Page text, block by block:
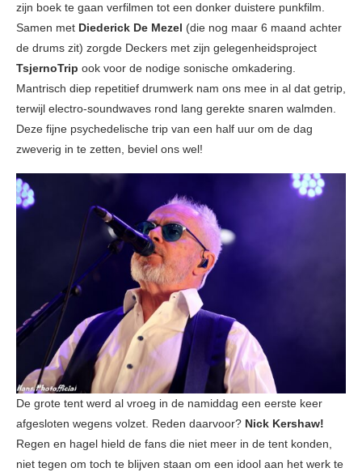
zijn boek te gaan verfilmen tot een donker duistere punkfilm.
Samen met Diederick De Mezel (die nog maar 6 maand achter
de drums zit) zorgde Deckers met zijn gelegenheidsproject
TsjernoTrip ook voor de nodige sonische omkadering.
Mantrisch diep repetitief drumwerk nam ons mee in al dat getrip,
terwijl electro-soundwaves rond lang gerekte snaren walmden.
Deze fijne psychedelische trip van een half uur om de dag
zweverig in te zetten, beviel ons wel!
De grote tent werd al vroeg in de namiddag een eerste keer
afgesloten wegens volzet. Reden daarvoor? Nick Kershaw!
Regen en hagel hield de fans die niet meer in de tent konden,
niet tegen om toch te blijven staan om een idool aan het werk te